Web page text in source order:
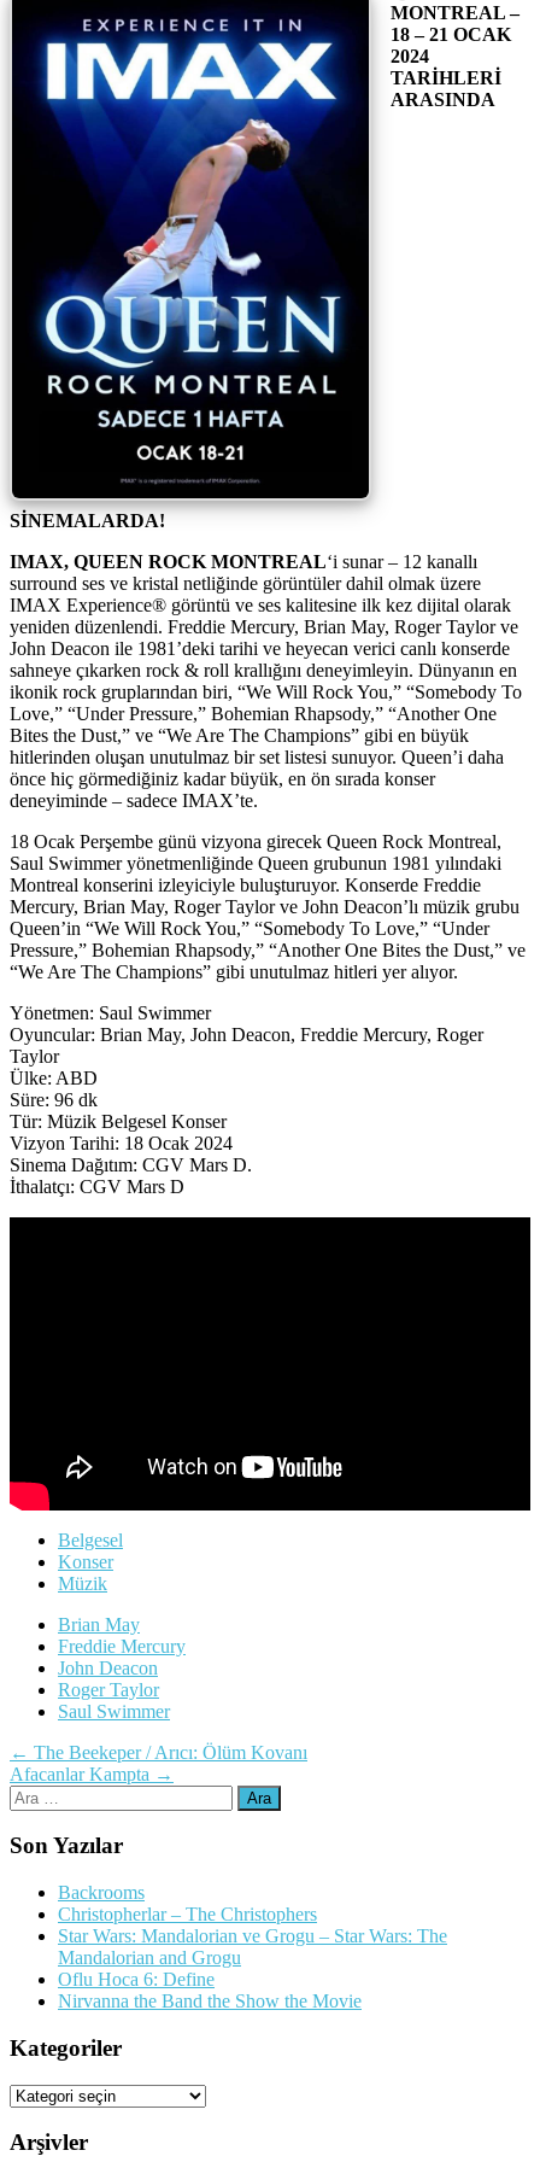
MONTREAL –
18 – 21 OCAK
2024
TARİHLERİ
ARASINDA
SİNEMALARDA!
IMAX, QUEEN ROCK MONTREAL‘i sunar – 12 kanallı
surround ses ve kristal netliğinde görüntüler dahil olmak üzere
IMAX Experience® görüntü ve ses kalitesine ilk kez dijital olarak
yeniden düzenlendi. Freddie Mercury, Brian May, Roger Taylor ve
John Deacon ile 1981’deki tarihi ve heyecan verici canlı konserde
sahneye çıkarken rock & roll krallığını deneyimleyin. Dünyanın en
ikonik rock gruplarından biri, “We Will Rock You,” “Somebody To
Love,” “Under Pressure,” Bohemian Rhapsody,” “Another One
Bites the Dust,” ve “We Are The Champions” gibi en büyük
hitlerinden oluşan unutulmaz bir set listesi sunuyor. Queen’i daha
önce hiç görmediğiniz kadar büyük, en ön sırada konser
deneyiminde – sadece IMAX’te.
18 Ocak Perşembe günü vizyona girecek Queen Rock Montreal,
Saul Swimmer yönetmenliğinde Queen grubunun 1981 yılındaki
Montreal konserini izleyiciyle buluşturuyor. Konserde Freddie
Mercury, Brian May, Roger Taylor ve John Deacon’lı müzik grubu
Queen’in “We Will Rock You,” “Somebody To Love,” “Under
Pressure,” Bohemian Rhapsody,” “Another One Bites the Dust,” ve
“We Are The Champions” gibi unutulmaz hitleri yer alıyor.
Yönetmen: Saul Swimmer
Oyuncular: Brian May, John Deacon, Freddie Mercury, Roger
Taylor
Ülke: ABD
Süre: 96 dk
Tür: Müzik Belgesel Konser
Vizyon Tarihi: 18 Ocak 2024
Sinema Dağıtım: CGV Mars D.
İthalatçı: CGV Mars D
Belgesel
Konser
Müzik
Brian May
Freddie Mercury
John Deacon
Roger Taylor
Saul Swimmer
Yazı
dolaşımı
← The Beekeper / Arıcı: Ölüm Kovanı
Afacanlar Kampta →
Arama:
Son Yazılar
Backrooms
Christopherlar – The Christophers
Star Wars: Mandalorian ve Grogu – Star Wars: The
Mandalorian and Grogu
Oflu Hoca 6: Define
Nirvanna the Band the Show the Movie
Kategoriler
Kategoriler
Arşivler